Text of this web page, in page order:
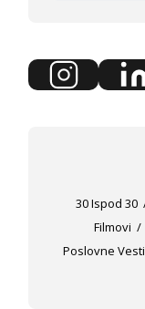
30 Ispod 30
Filmovi
Poslovne Vesti